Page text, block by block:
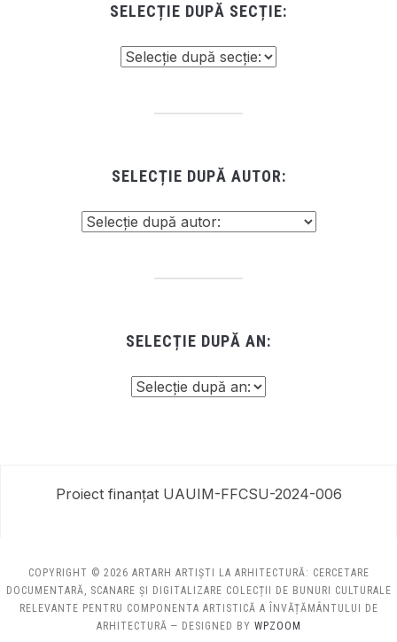
SELECȚIE DUPĂ SECȚIE:
SELECȚIE DUPĂ AUTOR:
SELECȚIE DUPĂ AN:
Proiect finanțat UAUIM-FFCSU-2024-006
COPYRIGHT © 2026 ARTARH ARTIȘTI LA ARHITECTURĂ: CERCETARE
DOCUMENTARĂ, SCANARE ȘI DIGITALIZARE COLECȚII DE BUNURI CULTURALE
RELEVANTE PENTRU COMPONENTA ARTISTICĂ A ÎNVĂȚĂMÂNTULUI DE
ARHITECTURĂ — DESIGNED BY WPZOOM